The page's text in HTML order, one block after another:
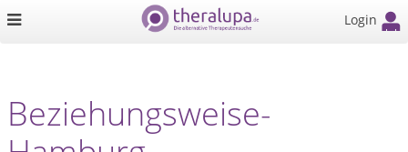
Login
Beziehungsweise-